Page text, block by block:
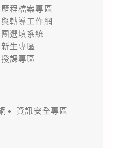
程檔案專區
轉導工作網
選填系統
新生專區
課專區
資訊安全專區